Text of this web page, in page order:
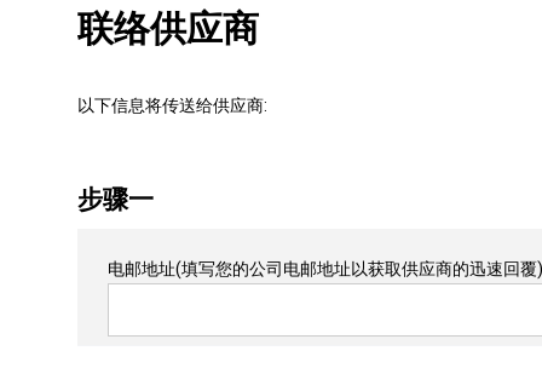
联络供应商
以下信息将传送给供应商:
步骤一
电邮地址(填写您的公司电邮地址以获取供应商的迅速回覆)